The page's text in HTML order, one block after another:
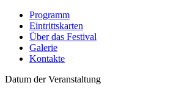
Programm
Eintrittskarten
Über das Festival
Galerie
Kontakte
Datum der Veranstaltung